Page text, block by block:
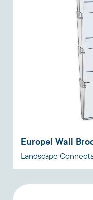
Europel Wall
Landscape